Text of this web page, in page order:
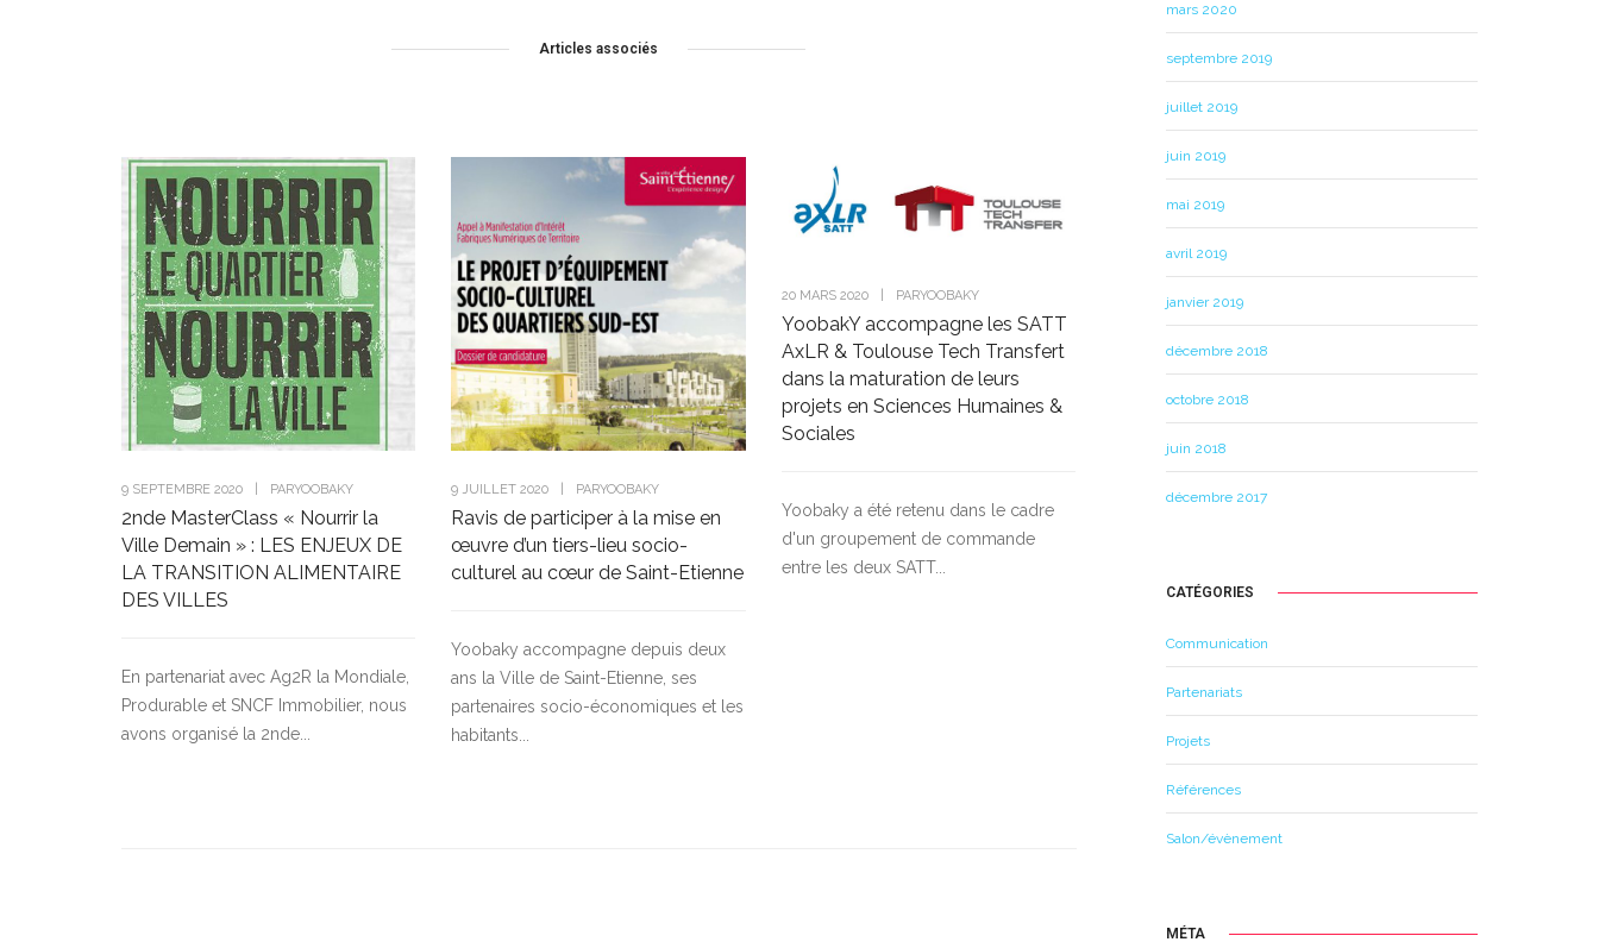
Articles associés
9 SEPTEMBRE 2020 PARYOOBAKY
2nde MasterClass « Nourrir la
Ville Demain » : LES ENJEUX DE
LA TRANSITION ALIMENTAIRE
DES VILLES
En partenariat avec Ag2R la Mondiale,
Produrable et SNCF Immobilier, nous
avons organisé la 2nde...
9 JUILLET 2020 PARYOOBAKY
Ravis de participer à la mise en
œuvre d’un tiers-lieu socio-
culturel au cœur de Saint-Etienne
Yoobaky accompagne depuis deux
ans la Ville de Saint-Etienne, ses
partenaires socio-économiques et les
habitants...
20 MARS 2020 PARYOOBAKY
YoobakY accompagne les SATT
AxLR & Toulouse Tech Transfert
dans la maturation de leurs
projets en Sciences Humaines &
Sociales
Yoobaky a été retenu dans le cadre
d'un groupement de commande
entre les deux SATT...
mars 2020
septembre 2019
juillet 2019
juin 2019
mai 2019
avril 2019
janvier 2019
décembre 2018
octobre 2018
juin 2018
décembre 2017
CATÉGORIES
Communication
Partenariats
Projets
Références
Salon/évènement
MÉTA